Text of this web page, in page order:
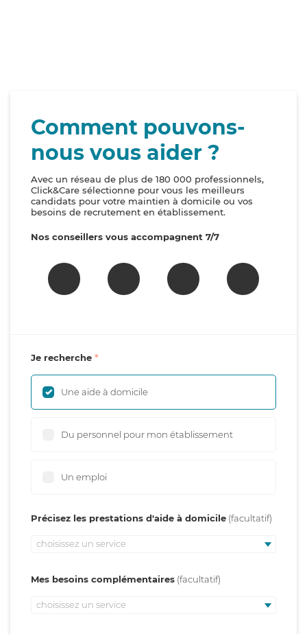
Comment pouvons-
nous vous aider ?
Avec un réseau de plus de 180 000 professionnels,
Click&Care sélectionne pour vous les meilleurs
candidats pour votre maintien à domicile ou vos
besoins de recrutement en établissement.
Nos conseillers vous accompagnent 7/7
Je recherche
Une aide à domicile
Du personnel pour mon établissement
Un emploi
Précisez les prestations d'aide à domicile
choisissez un service
Mes besoins complémentaires
choisissez un service